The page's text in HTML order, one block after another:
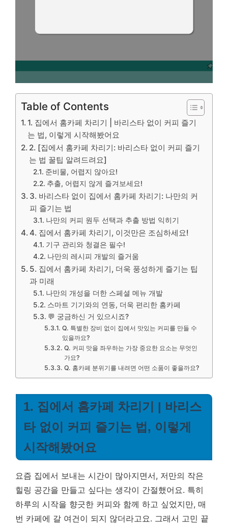
Table of Contents
1. 집에서 홈카페 차리기 | 바리스타 없이 커피 즐기
는 법, 이렇게 시작해봤어요
2. [집에서 홈카페 차리기: 바리스타 없이 커피 즐기
는 법 꿀팁 알려드려요]
준비물, 어렵지 않아요!
추출, 어렵지 않게 즐겨보세요!
3. 바리스타 없이 집에서 홈카페 차리기: 나만의 커
피 즐기는 법
나만의 커피 원두 선택과 추출 방법 익히기
4. 집에서 홈카페 차리기, 이것만은 조심하세요!
기구 관리와 청결은 필수!
나만의 레시피 개발의 즐거움
5. 집에서 홈카페 차리기, 더욱 풍성하게 즐기는 팁
과 미래
나만의 개성을 더한 스페셜 메뉴 개발
스마트 기기와의 연동, 더욱 편리한 홈카페
💬 궁금하신 거 있으시죠?
Q. 특별한 장비 없이 집에서 맛있는 커피를 만들 수
있을까요?
Q. 커피 맛을 좌우하는 가장 중요한 요소는 무엇인
가요?
Q. 홈카페 분위기를 내려면 어떤 소품이 좋을까요?
1. 집에서 홈카페 차리기 | 바리스
타 없이 커피 즐기는 법, 이렇게
시작해봤어요
요즘 집에서 보내는 시간이 많아지면서, 저만의 작은
힐링 공간을 만들고 싶다는 생각이 간절했어요. 특히
하루의 시작을 향긋한 커피와 함께 하고 싶었지만, 매
번 카페에 갈 여건이 되지 않더라고요. 그래서 고민 끝